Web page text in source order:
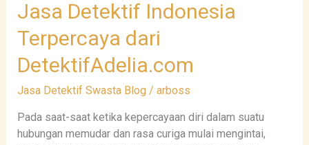
Jasa Detektif Indonesia
Terpercaya dari
DetektifAdelia.com
Jasa Detektif Swasta Blog / arboss
Pada saat-saat ketika kepercayaan diri dalam suatu
hubungan memudar dan rasa curiga mulai mengintai,
Jasa
Detektif
Indonesia
Terpercaya
dari
DetektifAdelia.com